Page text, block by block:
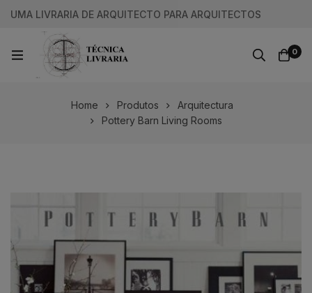
UMA LIVRARIA DE ARQUITECTO PARA ARQUITECTOS
0
Home Produtos
Arquitectura
Pottery Barn Living Rooms